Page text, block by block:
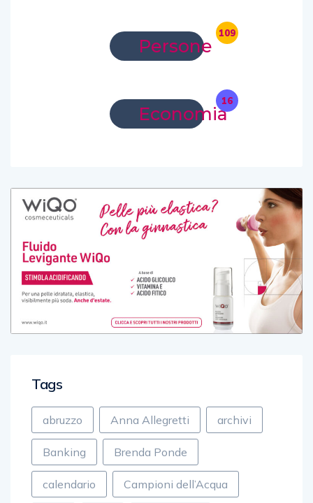
Persone
109
Economia
16
Tags
abruzzo Anna Allegretti archivi
Banking Brenda Ponde
calendario Campioni dell’Acqua